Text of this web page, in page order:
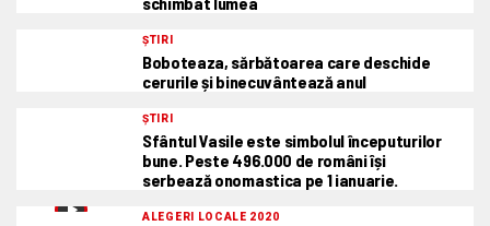
ȘTIRI
Boboteaza, sărbătoarea care deschide
cerurile și binecuvântează anul
ȘTIRI
Sfântul Vasile este simbolul începuturilor
bune. Peste 496.000 de români își
serbează onomastica pe 1 ianuarie.
ALEGERI LOCALE 2020